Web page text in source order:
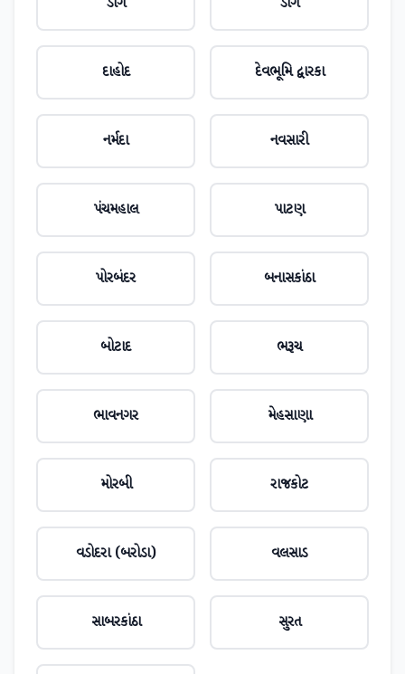
દાહોદ દેવભૂમિ દ્વારકા
નર્મદા નવસારી
પંચમહાલ પાટણ
પોરબંદર બનાસકાંઠા
બોટાદ ભરૂચ
ભાવનગર મેહસાણા
મોરબી રાજકોટ
વડોદરા (બરોડા) વલસાડ
સાબરકાંઠા સુરત